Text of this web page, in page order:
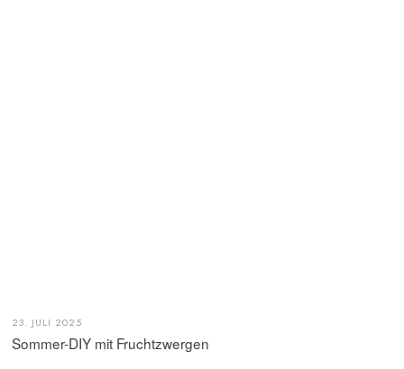
23. JULI 2025
Sommer-DIY mit Fruchtzwergen